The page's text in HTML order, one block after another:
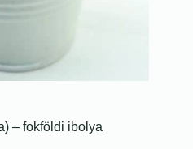
– fokföldi ibolya